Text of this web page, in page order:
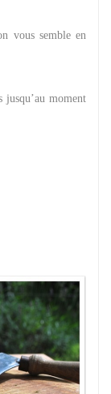
vous semble en
moment